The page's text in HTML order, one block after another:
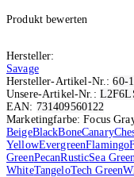
Produkt bewerten
Hersteller:
Savage
Hersteller-Artikel-Nr.:60-
Unsere-Artikel-Nr.:
EAN: 731409560122
Marketingfarbe: Focus
BeigeBlackBoneCanary
YellowEvergreenFlamingo
GreenPecanRusticSea Green
WhiteTangeloTech Green